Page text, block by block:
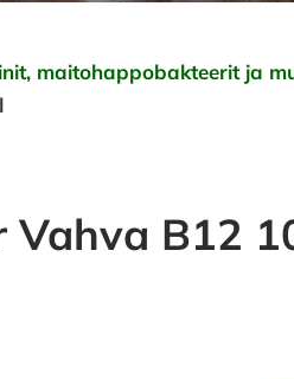
maitohappobakteerit ja
Vahva B12